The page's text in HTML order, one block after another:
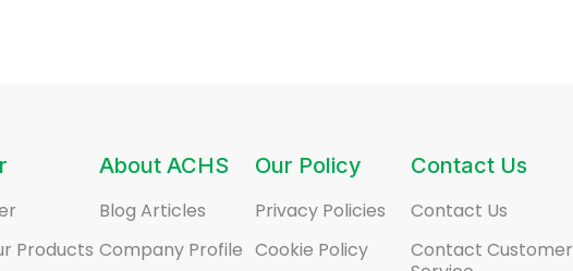
Products
About ACHS
Blog Articles
Company Profile
Our Policy
Privacy Policies
Cookie Policy
Contact Us
Contact Us
Contact Customer